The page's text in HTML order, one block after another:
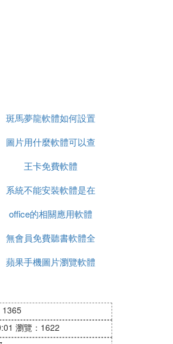
斑馬夢龍軟體如何設置
單面列印
圖片用什麼軟體可以查
看修改痕跡
王卡免費軟體
系統不能安裝軟體是在
哪裡設置
office的相關應用軟體
圖片
無會員免費聽書軟體全
免費
蘋果手機圖片瀏覽軟體
1365
瀏覽：1622